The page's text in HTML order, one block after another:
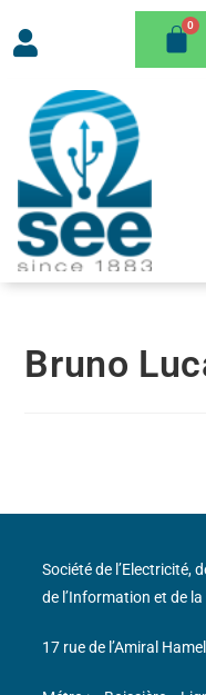
Bruno
Société de l’Electricité,
de l’Information et de
17 rue de l’Amiral